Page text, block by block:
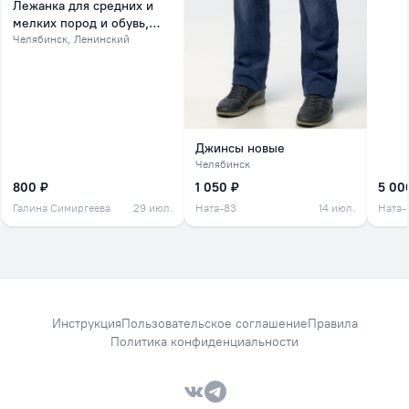
Лежанка для средних и
мелких пород и обувь,
обувь на зиму
Челябинск, Ленинский
800 ₽
Галина Симиргеева 29 июл.
Джинсы новые
Челябинск
1 050 ₽
Ната-83 14 июл.
5
Ната-
ИнструкцияПользовательское соглашениеПравила
Политика конфиденциальности
VK — Вместе дешевле
Telegram — Вместе дешевле